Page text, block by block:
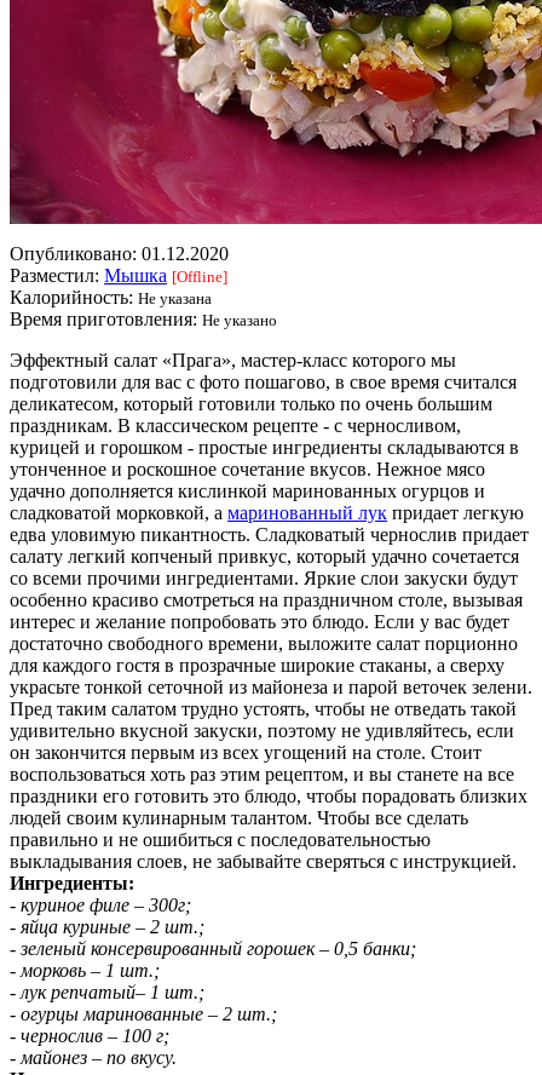
Опубликовано: 01.12.2020
Разместил: Мышка [Offline]
Калорийность: Не указана
Время приготовления: Не указано
Эффектный салат «Прага», мастер-класс которого мы
подготовили для вас с фото пошагово, в свое время считался
деликатесом, который готовили только по очень большим
праздникам. В классическом рецепте - с черносливом,
курицей и горошком - простые ингредиенты складываются в
утонченное и роскошное сочетание вкусов. Нежное мясо
удачно дополняется кислинкой маринованных огурцов и
сладковатой морковкой, а маринованный лук придает легкую
едва уловимую пикантность. Сладковатый чернослив придает
салату легкий копченый привкус, который удачно сочетается
со всеми прочими ингредиентами. Яркие слои закуски будут
особенно красиво смотреться на праздничном столе, вызывая
интерес и желание попробовать это блюдо. Если у вас будет
достаточно свободного времени, выложите салат порционно
для каждого гостя в прозрачные широкие стаканы, а сверху
украсьте тонкой сеточной из майонеза и парой веточек зелени.
Пред таким салатом трудно устоять, чтобы не отведать такой
удивительно вкусной закуски, поэтому не удивляйтесь, если
он закончится первым из всех угощений на столе. Стоит
воспользоваться хоть раз этим рецептом, и вы станете на все
праздники его готовить это блюдо, чтобы порадовать близких
людей своим кулинарным талантом. Чтобы все сделать
правильно и не ошибиться с последовательностью
выкладывания слоев, не забывайте сверяться с инструкцией.
Ингредиенты:
- куриное филе – 300г;
- яйца куриные – 2 шт.;
- зеленый консервированный горошек – 0,5 банки;
- морковь – 1 шт.;
- лук репчатый– 1 шт.;
- огурцы маринованные – 2 шт.;
- чернослив – 100 г;
- майонез – по вкусу.